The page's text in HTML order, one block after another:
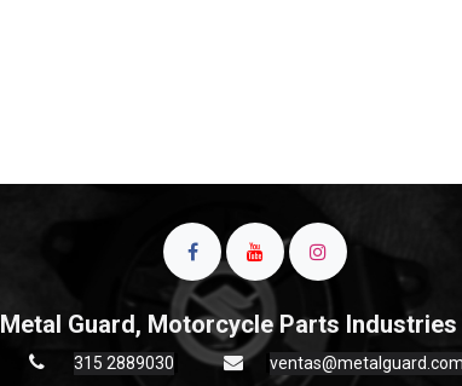
Metal Guard, Motorcycle Parts Industries
315 2889030